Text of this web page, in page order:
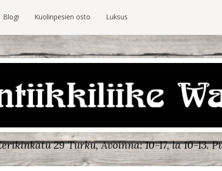
Blogi Kuolinpesien osto Luksus
29 Turku, Avoinna: 10-17, la 10-13.